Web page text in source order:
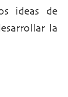
ideas de
la